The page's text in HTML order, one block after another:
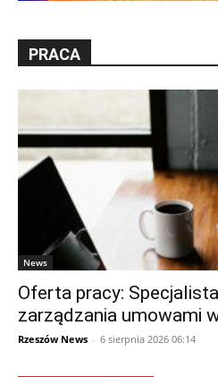
PRACA
News
Oferta pracy:
zarządzania umowami
Rzeszów News - 6 sierpnia 2026 06:14